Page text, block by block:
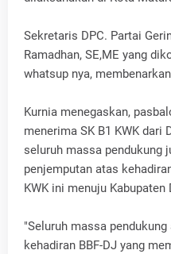
Sekretaris DPC. Partai
Ramadhan, SE,ME yang
whatsup nya,
Kurnia menegaskan,
menerima SK B1 KWK dari
seluruh massa pendukung
penjemputan atas
KWK ini menuju Kabupaten
"Seluruh massa
kehadiran BBF-DJ yang